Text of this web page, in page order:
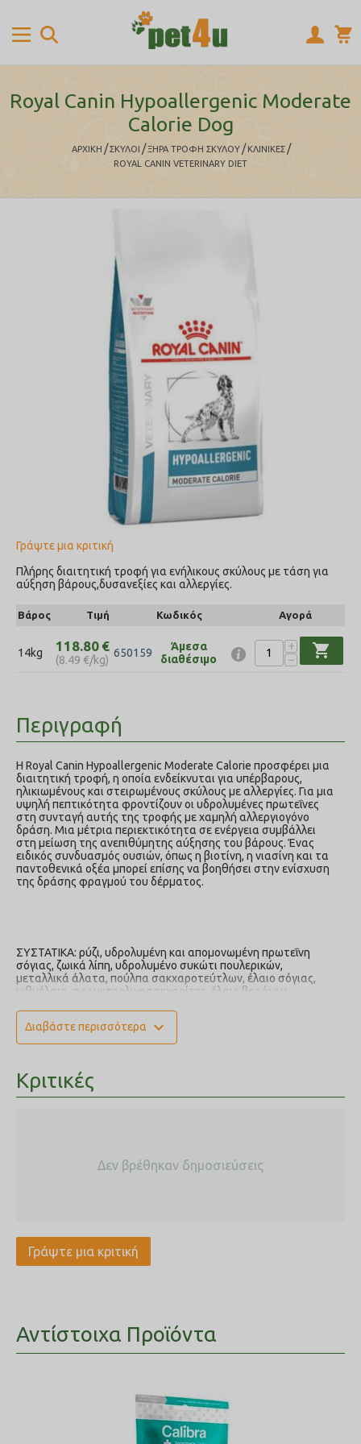
Royal Canin Hypoallergenic Moderate
Calorie Dog
ΑΡΧΙΚΉ /ΣΚΥΛΟΙ /ΞΗΡΑ ΤΡΟΦΗ ΣΚΥΛΟΥ / ΚΛΙΝΙΚΕΣ /
ROYAL CANIN VETERINARY DIET
Γράψτε μια κριτική
Πλήρης διαιτητική τροφή για ενήλικους σκύλους με τάση για
αύξηση βάρους,δυσανεξίες και αλλεργίες.
Βάρος Τιμή Κωδικός Αγορά
14kg 118.80 €
(8.49 €/kg)
650159
Άμεσα
διαθέσιμο
+
−
shopping_cart
Περιγραφή
Η Royal Canin Hypoallergenic Moderate Calorie προσφέρει μια
διαιτητική τροφή, η οποία ενδείκνυται για υπέρβαρους,
ηλικιωμένους και στειρωμένους σκύλους με αλλεργίες. Για μια
υψηλή πεπτικότητα φροντίζουν οι υδρολυμένες πρωτεΐνες
στη συνταγή αυτής της τροφής με χαμηλή αλλεργιογόνο
δράση. Μια μέτρια περιεκτικότητα σε ενέργεια συμβάλλει
στη μείωση της ανεπιθύμητης αύξησης του βάρους. Ένας
ειδικός συνδυασμός ουσιών, όπως η βιοτίνη, η νιασίνη και τα
παντοθενικά οξέα μπορεί επίσης να βοηθήσει στην ενίσχυση
της δράσης φραγμού του δέρματος.
ΣΥΣΤΑΤΙΚΑ: ρύζι, υδρολυμένη και απομονωμένη πρωτεΐνη
σόγιας, ζωικά λίπη, υδρολυμένο συκώτι πουλερικών,
μεταλλικά άλατα, πούλπα σακχαροτεύτλων, έλαιο σόγιας,
ιχθυέλαιο, φρουκτοολιγοσακχαρίτες, έλαιο βοράγου,
ΠΡΟΣΘΕΤΕΣ ΥΛΕΣ (ανά kg): Θρεπτικές πρόσθετες ύλες:
Βιταμίνη A: 28800 IU, Βιταμίνη D3: 700 IU, E1 (Σίδηρος): 38 mg,
Αντιοξειδωτικά.
ΑΝΑΛΥΤΙΚΑ ΣΥΣΤΑΤΙΚΑ: Πρωτεΐνη: 23% - Περιεκτικότητα σε
Σωματικό
βάρος
σκύλοι με τάση για
παχυσαρκία
90
Διαβάστε περισσότερα expand_more
Κριτικές
Δεν βρέθηκαν δημοσιεύσεις
Γράψτε μια κριτική
Αντίστοιχα Προϊόντα